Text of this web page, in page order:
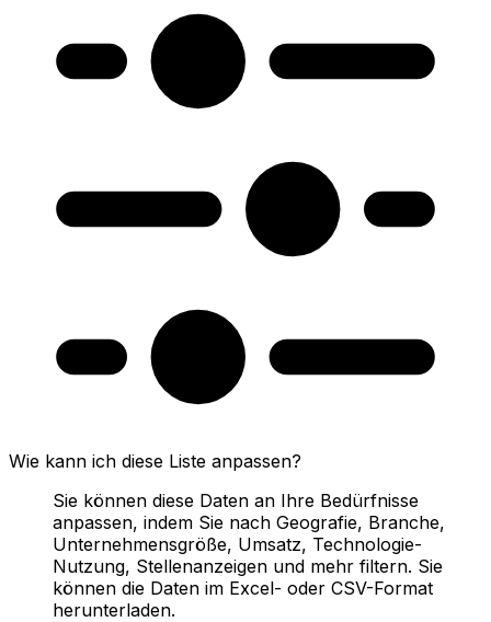
Wie kann ich diese Liste anpassen?
Sie können diese Daten an Ihre Bedürfnisse
anpassen, indem Sie nach Geografie, Branche,
Unternehmensgröße, Umsatz, Technologie-
Nutzung, Stellenanzeigen und mehr filtern. Sie
können die Daten im Excel- oder CSV-Format
herunterladen.